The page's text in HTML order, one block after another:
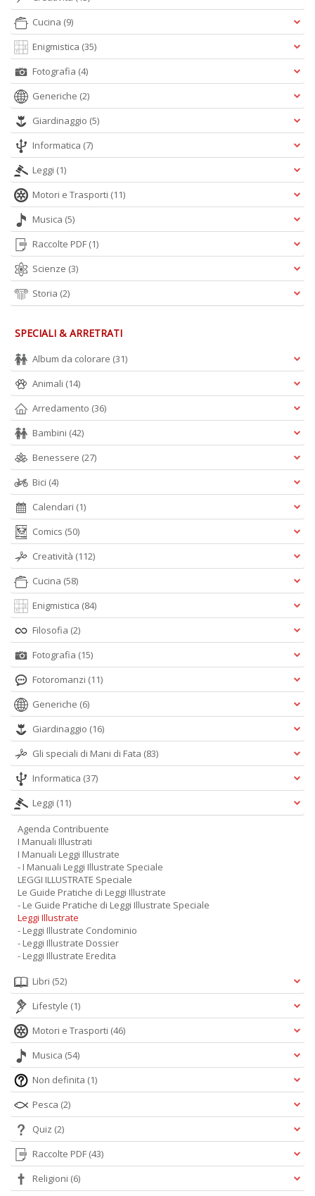
Cucina (9)
Enigmistica (35)
Fotografia (4)
Generiche (2)
Giardinaggio (5)
Informatica (7)
Leggi (1)
Motori e Trasporti (11)
Musica (5)
Raccolte PDF (1)
Scienze (3)
Storia (2)
SPECIALI & ARRETRATI
Album da colorare (31)
Animali (14)
Arredamento (36)
Bambini (42)
Benessere (27)
Bici (4)
Calendari (1)
Comics (50)
Creatività (112)
Cucina (58)
Enigmistica (84)
Filosofia (2)
Fotografia (15)
Fotoromanzi (11)
Generiche (6)
Giardinaggio (16)
Gli speciali di Mani di Fata (83)
Informatica (37)
Leggi (11)
Agenda Contribuente
I Manuali Illustrati
I Manuali Leggi Illustrate
- I Manuali Leggi Illustrate Speciale
LEGGI ILLUSTRATE Speciale
Le Guide Pratiche di Leggi Illustrate
- Le Guide Pratiche di Leggi Illustrate Speciale
Leggi Illustrate
- Leggi Illustrate Condominio
- Leggi Illustrate Dossier
- Leggi Illustrate Eredita
Libri (52)
Lifestyle (1)
Motori e Trasporti (46)
Musica (54)
Non definita (1)
Pesca (2)
Quiz (2)
Raccolte PDF (43)
Religioni (6)